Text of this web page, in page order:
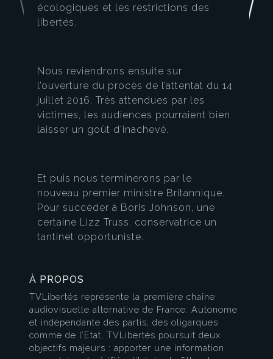
écologiques et les restrictions des
libertés.
Nous reviendrons ensuite sur
l’ouverture du procès de l’attentat du 14
juillet 2016. Très attendues par les
victimes, les audiences pourraient bien
laisser un goût d’inachevé.
Et puis nous terminerons par le
nouveau premier ministre Britannique.
Pour succéder à Boris Johnson, une
certaine Lizz Truss, conservatrice un
tantinet opportuniste.
À PROPOS
TVLibertés représente la première chaîne
audiovisuelle alternative de France. Autonome
et indépendante des partis, des oligarques
comme de l’Etat, TVLibertés poursuit deux
objectifs majeurs : apporter une information